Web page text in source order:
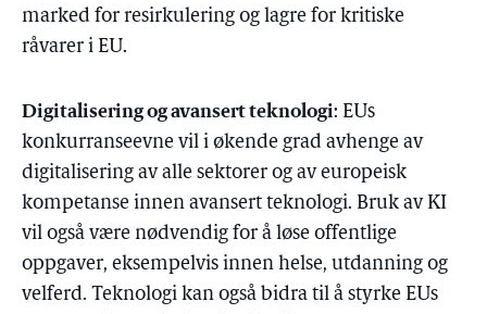
marked for resirkulering og lagre for kritiske
råvarer i EU.
Digitalisering og avansert teknologi: EUs
konkurranseevne vil i økende grad avhenge av
digitalisering av alle sektorer og av europeisk
kompetanse innen avansert teknologi. Bruk av KI
vil også være nødvendig for å løse offentlige
oppgaver, eksempelvis innen helse, utdanning og
velferd. Teknologi kan også bidra til å styrke EUs